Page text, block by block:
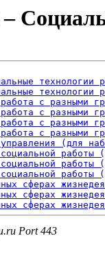
с разными
с разными
с разными
с разными
управления (для
сферах
сферах
сферах
Port 443